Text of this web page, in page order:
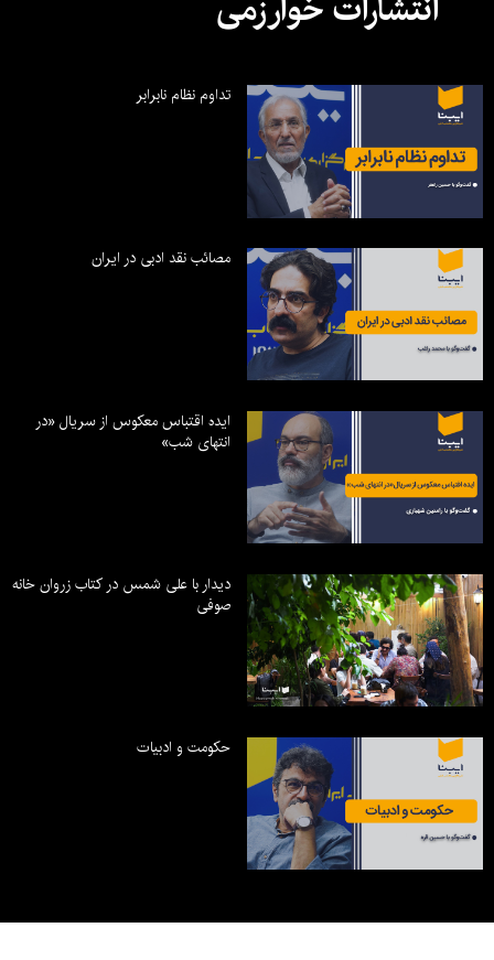
تداوم نظام نابرابر
مصائب نقد ادبی در ایران
ایده اقتباس معکوس از سریال «در
انتهای شب»
دیدار با علی شمس در کتاب زروان خانه
صوفی
حکومت و ادبیات